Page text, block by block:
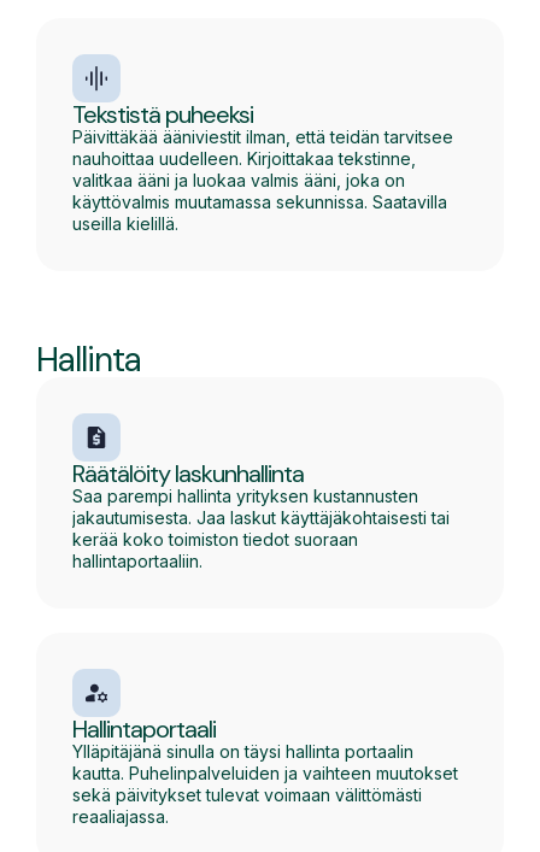
Tekstistä puheeksi
Päivittäkää ääniviestit ilman, että teidän tarvitsee
nauhoittaa uudelleen. Kirjoittakaa tekstinne,
valitkaa ääni ja luokaa valmis ääni, joka on
käyttövalmis muutamassa sekunnissa. Saatavilla
useilla kielillä.
Hallinta
Räätälöity laskunhallinta
Saa parempi hallinta yrityksen kustannusten
jakautumisesta. Jaa laskut käyttäjäkohtaisesti tai
kerää koko toimiston tiedot suoraan
hallintaportaaliin.
Hallintaportaali
Ylläpitäjänä sinulla on täysi hallinta portaalin
kautta. Puhelinpalveluiden ja vaihteen muutokset
sekä päivitykset tulevat voimaan välittömästi
reaaliajassa.